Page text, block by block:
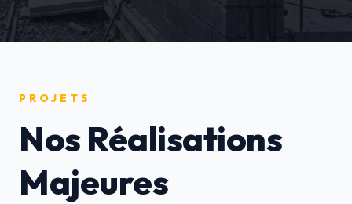
PROJETS
Nos Réalisations
Majeures